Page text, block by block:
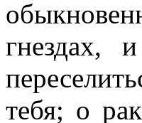
гнездах,
тебя; о